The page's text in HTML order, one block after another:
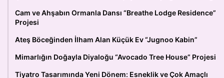
Cam ve Ahşabın Ormanla Dansı “Breathe Lodge Residence”
Projesi
Ateş Böceğinden İlham Alan Küçük Ev “Jugnoo Kabin”
Mimarlığın Doğayla Diyaloğu “Avocado Tree House” Projesi
Tiyatro Tasarımında Yeni Dönem: Esneklik ve Çok Amaçlı